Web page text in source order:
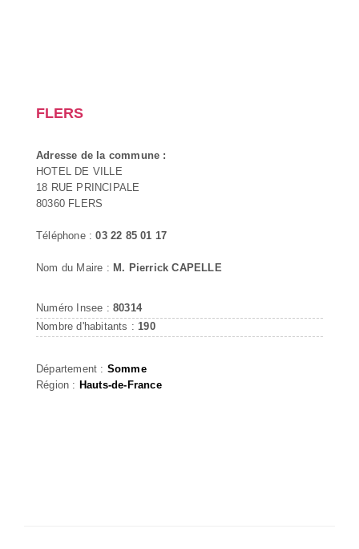
FLERS
Adresse de la commune :
HOTEL DE VILLE
18 RUE PRINCIPALE
80360 FLERS
Téléphone :03 22 85 01 17
Nom du Maire : M. Pierrick CAPELLE
Numéro Insee : 80314
Nombre d'habitants : 190
Département : Somme
Région : Hauts-de-France